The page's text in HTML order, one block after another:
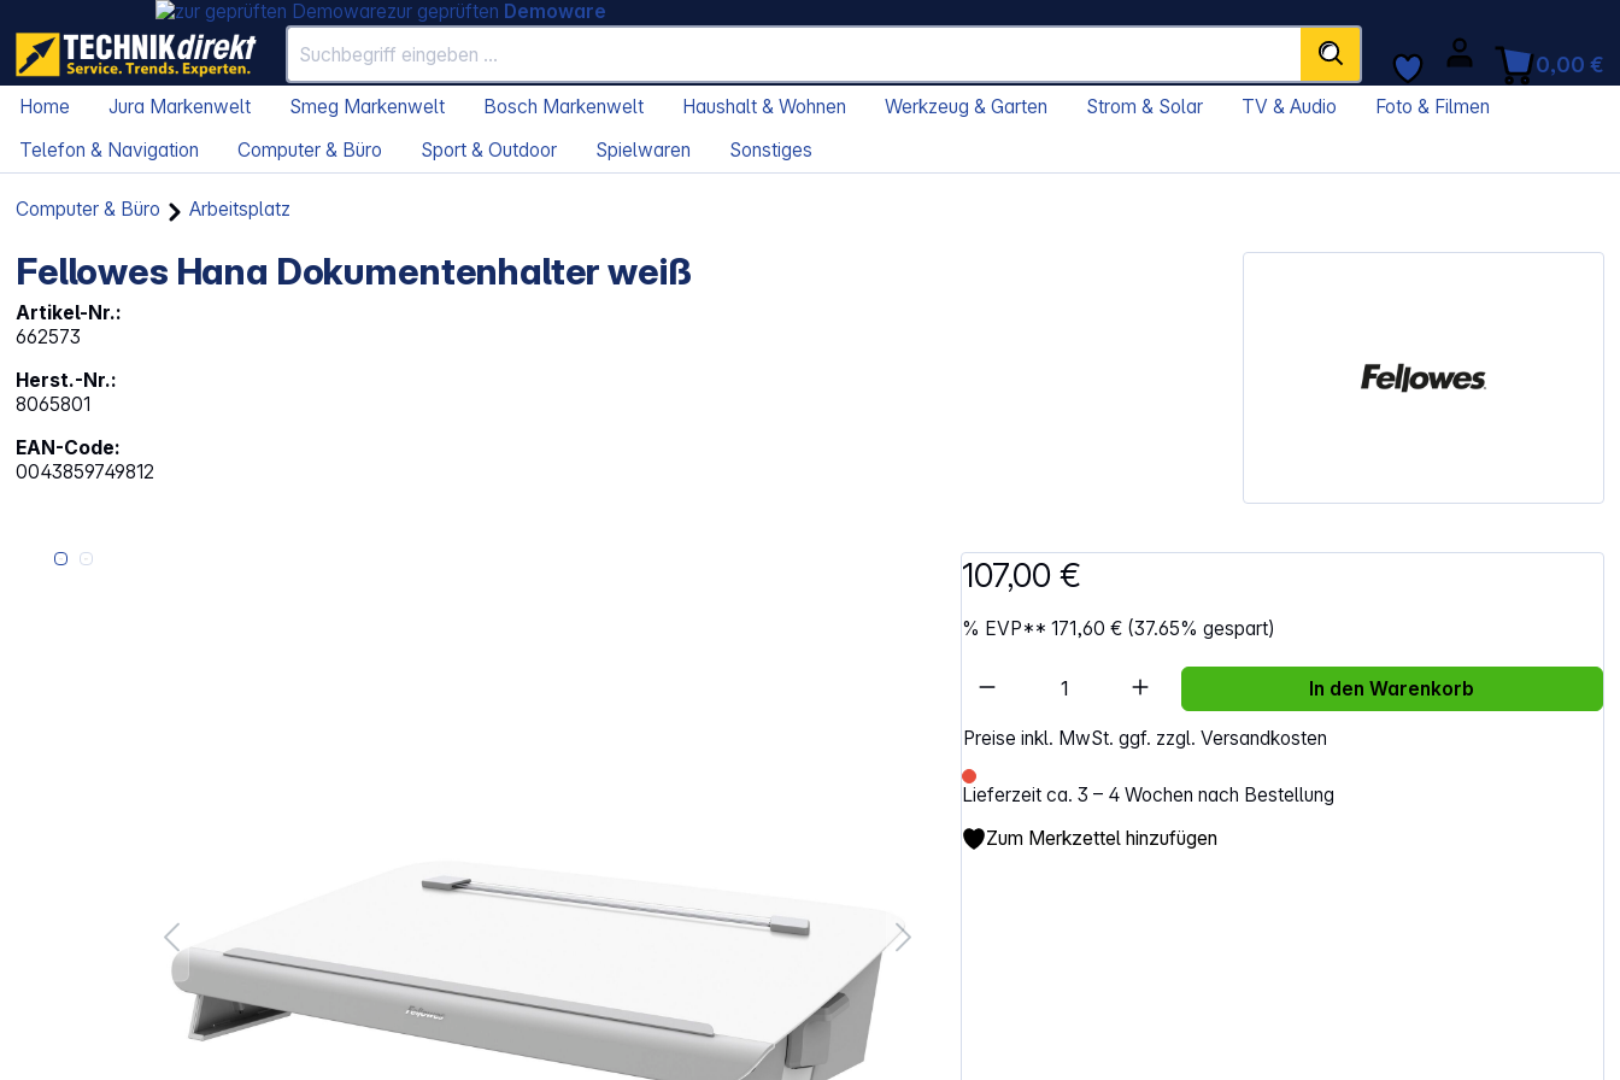
zur geprüften Demoware
0,00 €
Home Jura Markenwelt Smeg Markenwelt Bosch Markenwelt Haushalt & Wohnen Werkzeug & Garten Strom & Solar TV & Audio
Foto & Filmen
Telefon & Navigation
Computer & Büro Sport & Outdoor Spielwaren Sonstiges
Computer & Büro Arbeitsplatz
Fellowes Hana Dokumentenhalter weiß
Artikel-Nr.:
662573
Herst.-Nr.:
8065801
EAN-Code:
0043859749812
Bildergalerie überspringen 107,00 €
% EVP**171,60 € (37.65% gespart)
Preise inkl. MwSt. ggf. zzgl. Versandkosten
Lieferzeit ca. 3 – 4 Wochen nach Bestellung
Artikel Anzahl: Gib den gewünschten Wert ein
In den Warenkorb
Zum Merkzettel hinzufügen